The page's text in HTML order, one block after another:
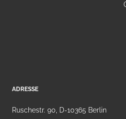
ADRESSE
Ruschestr. 90, D-10365 Berlin